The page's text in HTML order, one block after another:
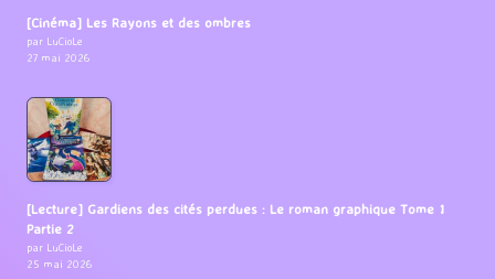
[Cinéma] Les Rayons et des ombres
par LuCioLe
27 mai 2026
[Lecture] Gardiens des cités perdues : Le roman graphique Tome 1
Partie 2
par LuCioLe
25 mai 2026